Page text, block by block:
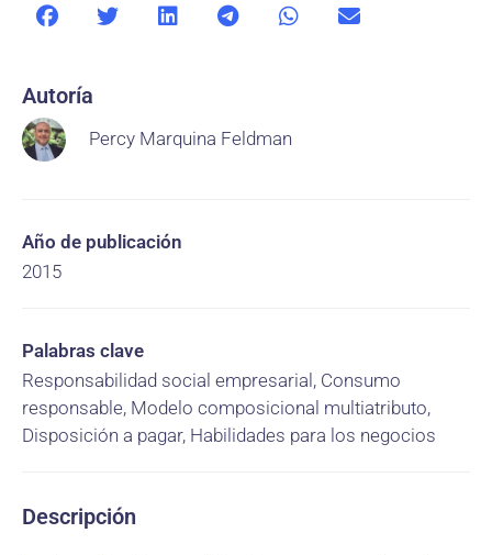
Autoría
Percy Marquina Feldman
Año de publicación
2015
Palabras clave
Responsabilidad social empresarial, Consumo
responsable, Modelo composicional multiatributo,
Disposición a pagar, Habilidades para los negocios
Descripción